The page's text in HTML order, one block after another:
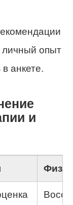
личный опыт
анкете.
и